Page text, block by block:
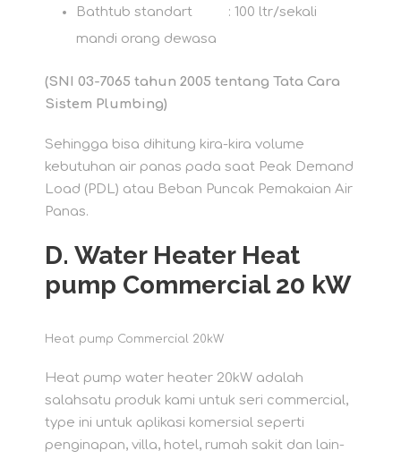
Bathtub standart : 100 ltr/sekali
mandi orang dewasa
(SNI 03-7065 tahun 2005 tentang Tata Cara
Sistem Plumbing)
Sehingga bisa dihitung kira-kira volume
kebutuhan air panas pada saat Peak Demand
Load (PDL) atau Beban Puncak Pemakaian Air
Panas.
D. Water Heater Heat
pump Commercial 20 kW
Heat pump Commercial 20kW
Heat pump water heater 20kW adalah
salahsatu produk kami untuk seri commercial,
type ini untuk aplikasi komersial seperti
penginapan, villa, hotel, rumah sakit dan lain-